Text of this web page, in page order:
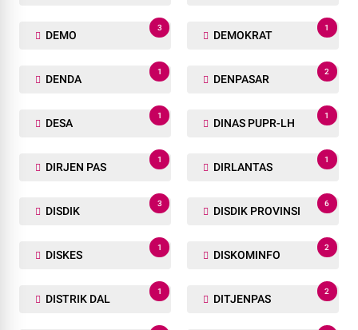
DEMO
3
DEMOKRAT
1
DENDA
1
DENPASAR
2
DESA
1
DINAS PUPR-LH
1
DIRJEN PAS
1
DIRLANTAS
1
DISDIK
3
DISDIK PROVINSI
6
DISKES
1
DISKOMINFO
2
DISTRIK DAL
1
DITJENPAS
2